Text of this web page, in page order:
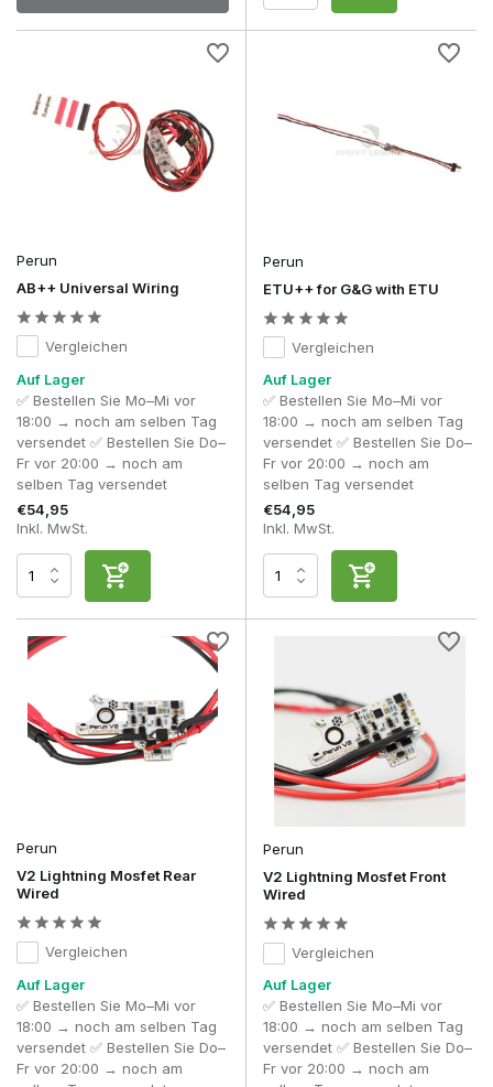
Perun
AB++ Universal Wiring
Vergleichen
Auf Lager
✅ Bestellen Sie Mo–Mi vor
18:00 → noch am selben Tag
versendet ✅ Bestellen Sie Do–
Fr vor 20:00 → noch am
selben Tag versendet
€54,95
Inkl. MwSt.
Perun
ETU++ for G&G with ETU
Vergleichen
Auf Lager
✅ Bestellen Sie Mo–Mi vor
18:00 → noch am selben Tag
versendet ✅ Bestellen Sie Do–
Fr vor 20:00 → noch am
selben Tag versendet
€54,95
Inkl. MwSt.
Perun
V2 Lightning Mosfet Rear
Wired
Vergleichen
Auf Lager
✅ Bestellen Sie Mo–Mi vor
18:00 → noch am selben Tag
versendet ✅ Bestellen Sie Do–
Fr vor 20:00 → noch am
Perun
V2 Lightning Mosfet Front
Wired
Vergleichen
Auf Lager
✅ Bestellen Sie Mo–Mi vor
18:00 → noch am selben Tag
versendet ✅ Bestellen Sie Do–
Fr vor 20:00 → noch am